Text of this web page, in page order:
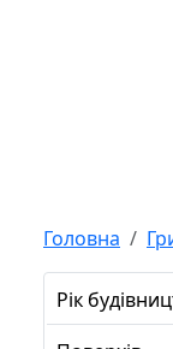
Головна
Рік